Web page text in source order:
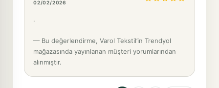
02/02/2026
.
— Bu değerlendirme, Varol Tekstil’in Trendyol
mağazasında yayınlanan müşteri yorumlarından
alınmıştır.